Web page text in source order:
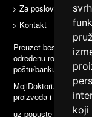
koji
> Za poslovne
> Kontakt
Preuzet besplatan
određenu robu ili
poštu/banku ili
MojiDoktori.rs svakog
proizvoda i usluga
uz popuste do